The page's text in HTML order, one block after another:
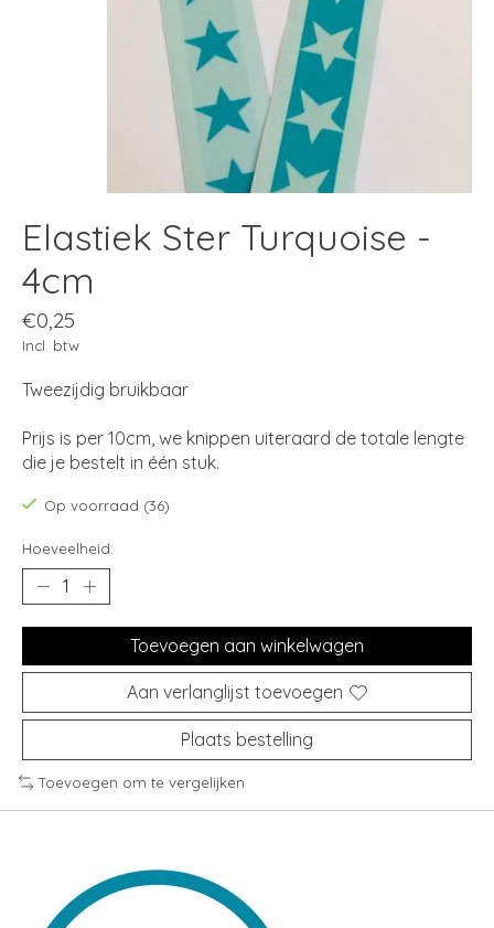
Elastiek Ster Turquoise -
4cm
€0,25
Incl. btw
Tweezijdig bruikbaar
Prijs is per 10cm, we knippen uiteraard de totale lengte
die je bestelt in één stuk.
Op voorraad (36)
Hoeveelheid:
Toevoegen aan winkelwagen
Aan verlanglijst toevoegen
Plaats bestelling
Toevoegen om te vergelijken